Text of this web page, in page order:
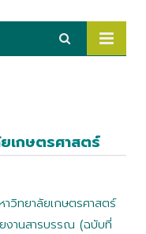
เกษตรศาสตร์
าวิทยาลัยเกษตรศาสตร์
งานสารบรรณ (ฉบับที่